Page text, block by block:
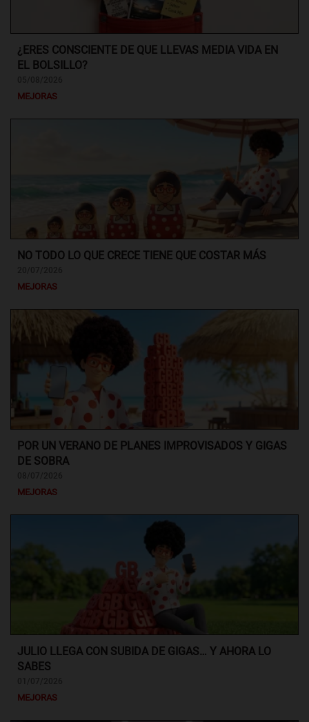
¿ERES CONSCIENTE DE QUE LLEVAS MEDIA VIDA EN
EL BOLSILLO?
MEJORAS
NO TODO LO QUE CRECE TIENE QUE COSTAR MÁS
MEJORAS
POR UN VERANO DE PLANES IMPROVISADOS Y GIGAS
DE SOBRA
MEJORAS
JULIO LLEGA CON SUBIDA DE GIGAS… Y AHORA LO
SABES
MEJORAS